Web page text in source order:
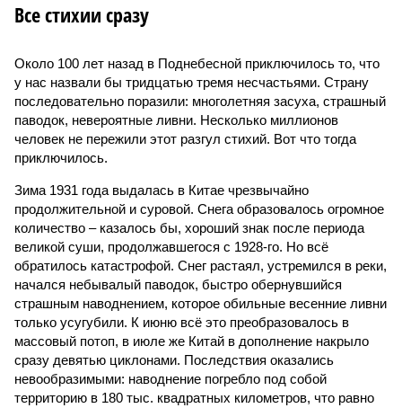
Все стихии сразу
Около 100 лет назад в Поднебесной приключилось то, что
у нас назвали бы тридцатью тремя несчастьями. Страну
последовательно поразили: многолетняя засуха, страшный
паводок, невероятные ливни. Несколько миллионов
человек не пережили этот разгул стихий. Вот что тогда
приключилось.
Зима 1931 года выдалась в Китае чрезвычайно
продолжительной и суровой. Снега образовалось огромное
количество – казалось бы, хороший знак после периода
великой суши, продолжавшегося с 1928-го. Но всё
обратилось катастрофой. Снег растаял, устремился в реки,
начался небывалый паводок, быстро обернувшийся
страшным наводнением, которое обильные весенние ливни
только усугубили. К июню всё это преобразовалось в
массовый потоп, в июле же Китай в дополнение накрыло
сразу девятью циклонами. Последствия оказались
невообразимыми: наводнение погребло под собой
территорию в 180 тыс. квадратных километров, что равно